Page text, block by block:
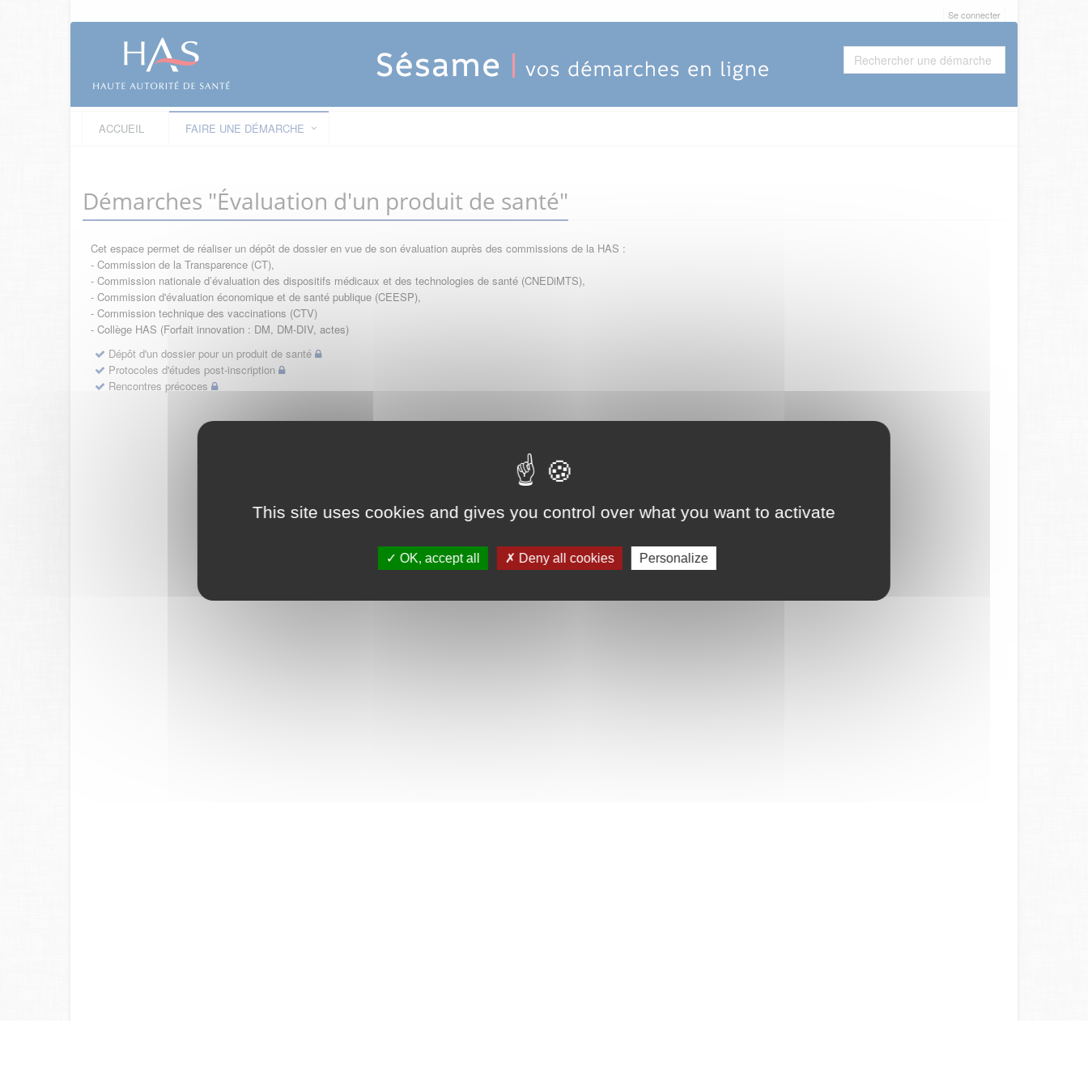
This site uses cookies and gives you control over what you want to activate
OK, accept all Deny all cookies Personalize
Se connecter
ACCUEIL FAIRE UNE DÉMARCHE
Démarches "Évaluation d'un produit de santé"
Cet espace permet de réaliser un dépôt de dossier en vue de son évaluation auprès des commissions de la HAS :
- Commission de la Transparence (CT),
- Commission nationale d’évaluation des dispositifs médicaux et des technologies de santé (CNEDiMTS),
- Commission d'évaluation économique et de santé publique (CEESP),
- Commission technique des vaccinations (CTV)
- Collège HAS (Forfait innovation : DM, DM-DIV, actes)
Dépôt d'un dossier pour un produit de santé
Protocoles d'études post-inscription
Rencontres précoces